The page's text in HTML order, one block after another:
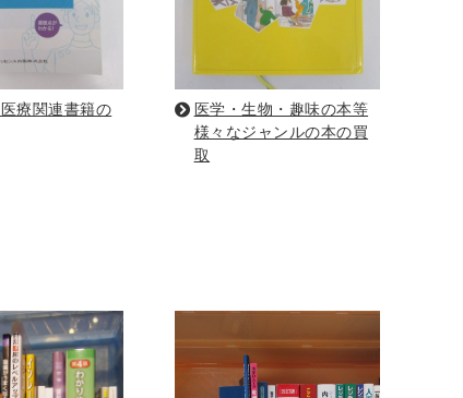
化学 地球科学・エコロジー
般 薬学書
針灸・漢方
療関連書籍の
医学・生物・趣味の本等
様々なジャンルの本の買
取